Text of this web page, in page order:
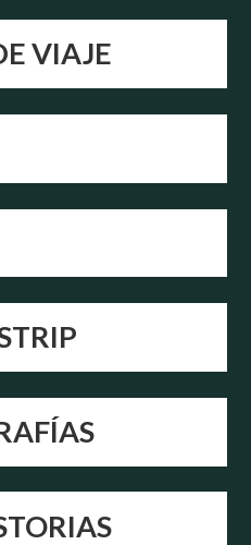
VIAJE